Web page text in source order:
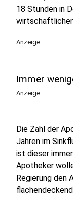
18 Stunden in
wirtschaftlichen
Anzeige
Immer
Anzeige
Die Zahl der
Jahren im
ist dieser
Apotheker
Regierung den